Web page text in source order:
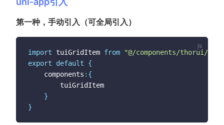
第一种，手动引入（可全局引入）
import tuiGridItem from
"@/components/thorui/
export
default
{
	components
: {
}
}